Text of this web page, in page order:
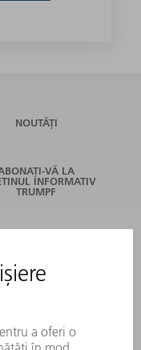
NOUTĂȚI
VĂ LA
INFORMATIV
TRUMPF